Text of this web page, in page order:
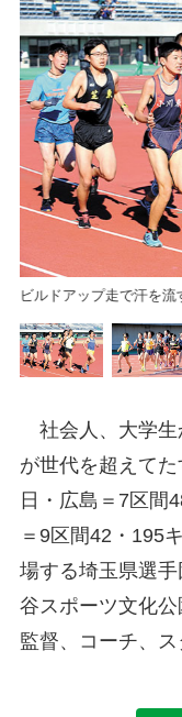
ビルドアップ走で汗を
社会人、大学生
が世代を超えて
日・広島＝7区間
＝9区間42・195
場する埼玉県選
谷スポーツ文化公
監督、コーチ、ス